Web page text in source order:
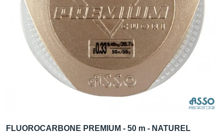
FLUOROCARBONE PREMIUM - 50 m - NATUREL